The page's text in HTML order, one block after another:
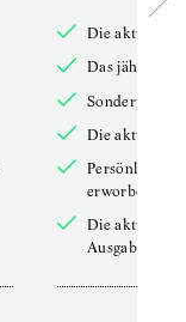
Die aktuelle
Das jährliche
Die aktuelle
Persönliches
erworbenen
Die aktuelle
Ausgabe